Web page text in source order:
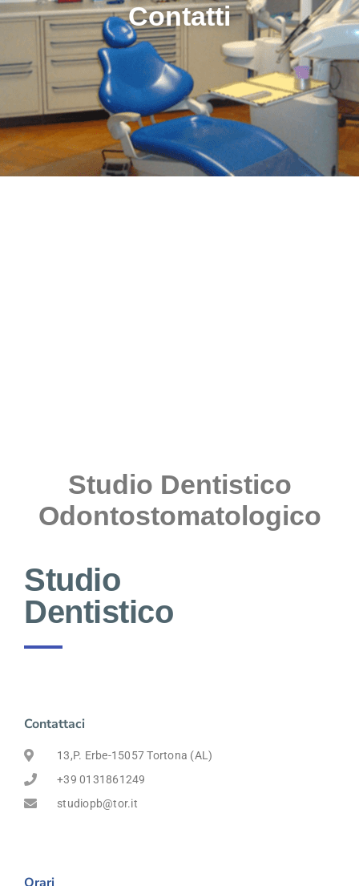
Contatti
Studio Dentistico
Odontostomatologico
Studio
Dentistico
Contattaci
13,P. Erbe-15057 Tortona (AL)
+39 0131861249
studiopb@tor.it